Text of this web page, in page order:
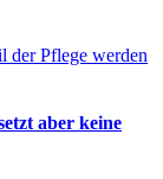
aber keine